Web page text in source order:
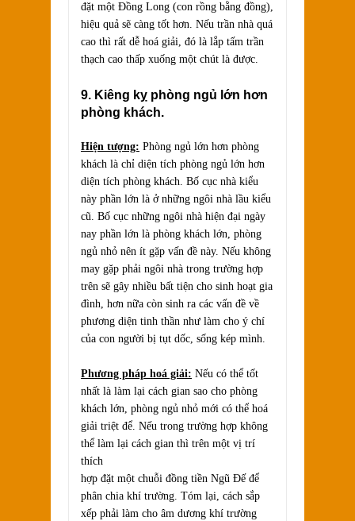
đặt một Đồng Long (con rồng bằng đồng),
hiệu quả sẽ càng tốt hơn. Nếu trần nhà quá
cao thì rất dễ hoá giải, đó là lắp tấm trần
thạch cao thấp xuống một chút là được.
9. Kiêng kỵ phòng ngủ lớn hơn
phòng khách.
Hiện tượng: Phòng ngủ lớn hơn phòng
khách là chỉ diện tích phòng ngủ lớn hơn
diện tích phòng khách. Bố cục nhà kiểu
này phần lớn là ở những ngôi nhà lầu kiểu
cũ. Bố cục những ngôi nhà hiện đại ngày
nay phần lớn là phòng khách lớn, phòng
ngủ nhỏ nên ít gặp vấn đề này. Nếu không
may gặp phải ngôi nhà trong trường hợp
trên sẽ gây nhiều bất tiện cho sinh hoạt gia
đình, hơn nữa còn sinh ra các vấn đề về
phương diện tinh thần như làm cho ý chí
của con người bị tụt dốc, sống kép mình.
Phương pháp hoá giải: Nếu có thể tốt
nhất là làm lại cách gian sao cho phòng
khách lớn, phòng ngủ nhỏ mới có thể hoá
giải triệt để. Nếu trong trường hợp không
thể làm lại cách gian thì trên một vị trí
thích
hợp đặt một chuỗi đồng tiền Ngũ Đế để
phân chia khí trường. Tóm lại, cách sắp
xếp phải làm cho âm dương khí trường